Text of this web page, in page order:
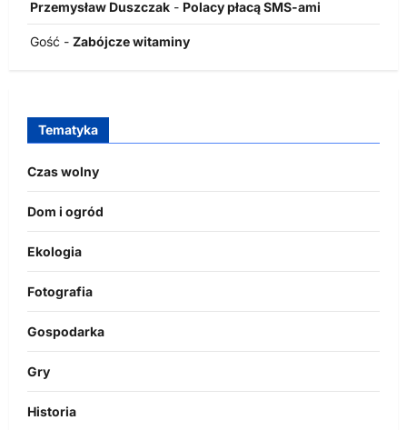
Przemysław Duszczak - Polacy płacą SMS-ami
Gość - Zabójcze witaminy
Tematyka
Czas wolny
Dom i ogród
Ekologia
Fotografia
Gospodarka
Gry
Historia